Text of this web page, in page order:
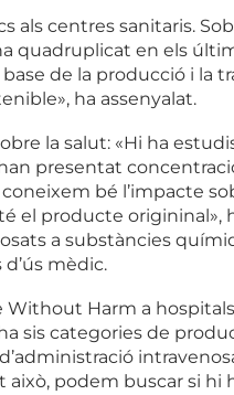
als centres sanitaris.
quadruplicat en els
de la producció i la
ha assenyalat.
la salut: «Hi ha
presentat
bé l’impacte
el producte origininal»,
a substàncies
mèdic.
Harm a hospitals
sis categories de
podem buscar si hi